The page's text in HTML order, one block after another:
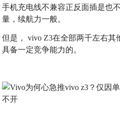
手机充电线不兼容正反面插是也
量，续航力一般。
但是， vivo Z3在全部两千左右
具备一定竞争能力的。